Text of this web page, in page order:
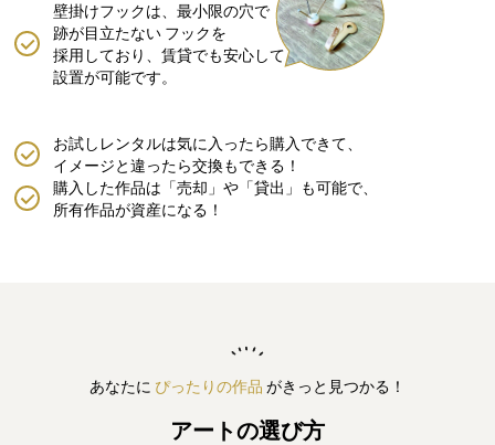
壁掛けフックは、最小限の穴で
跡が目立たない フックを
採用しており、賃貸でも安心して
設置が可能です。
購入した作品は「売却」や「貸出」も可能で、
所有作品が資産になる！
お試しレンタルは気に入ったら購入できて、
イメージと違ったら交換もできる！
あなたに ぴったりの作品 がきっと見つかる！
アートの選び方